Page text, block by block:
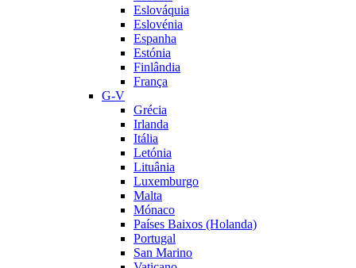
Eslováquia
Eslovénia
Espanha
Estónia
Finlândia
França
G-V
Grécia
Irlanda
Itália
Letónia
Lituânia
Luxemburgo
Malta
Mónaco
Países Baixos (Holanda)
Portugal
San Marino